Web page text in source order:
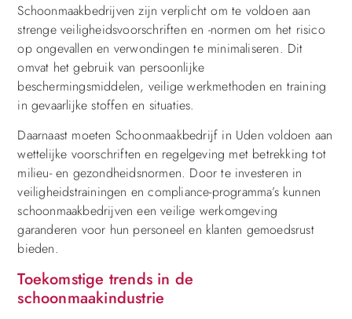
Schoonmaakbedrijven zijn verplicht om te voldoen aan
strenge veiligheidsvoorschriften en -normen om het risico
op ongevallen en verwondingen te minimaliseren. Dit
omvat het gebruik van persoonlijke
beschermingsmiddelen, veilige werkmethoden en training
in gevaarlijke stoffen en situaties.
Daarnaast moeten Schoonmaakbedrijf in Uden voldoen aan
wettelijke voorschriften en regelgeving met betrekking tot
milieu- en gezondheidsnormen. Door te investeren in
veiligheidstrainingen en compliance-programma’s kunnen
schoonmaakbedrijven een veilige werkomgeving
garanderen voor hun personeel en klanten gemoedsrust
bieden.
Toekomstige trends in de
schoonmaakindustrie